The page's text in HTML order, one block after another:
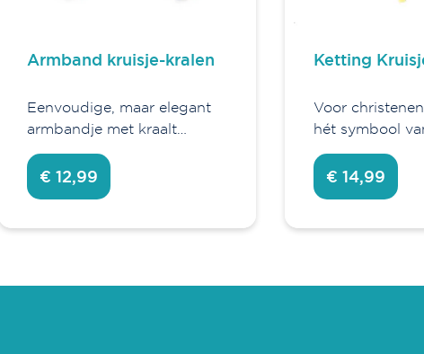
Armband kruisje-kralen
Eenvoudige, maar elegant
armbandje met kraalt…
€ 12,99
Ketting
Voor
hét symbool
€ 14,99